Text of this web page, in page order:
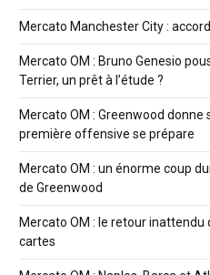
Mercato Manchester City :
Mercato OM : Bruno Genesio
Terrier, un prêt à l’étude ?
Mercato OM : Greenwood donne
première offensive se prépare
Mercato OM : un énorme coup
de Greenwood
Mercato OM : le retour inattendu
cartes